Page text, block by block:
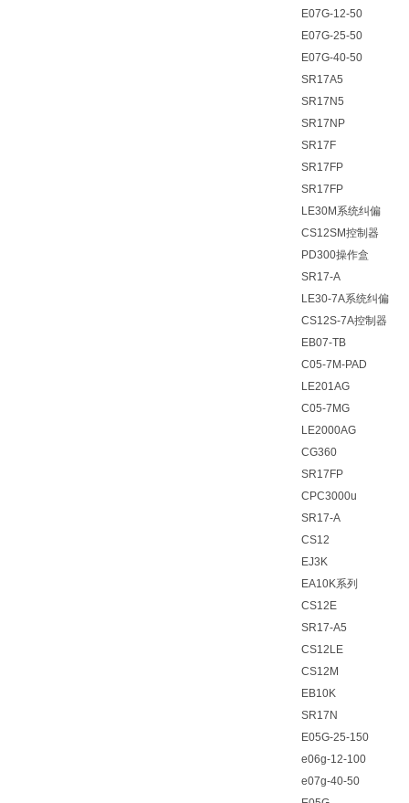
E07G-12-50
E07G-25-50
E07G-40-50
SR17A5
SR17N5
SR17NP
SR17F
SR17FP
SR17FP
LE30M系统纠偏
CS12SM控制器
PD300操作盒
SR17-A
LE30-7A系统纠偏
CS12S-7A控制器
EB07-TB
C05-7M-PAD
LE201AG
C05-7MG
LE2000AG
CG360
SR17FP
CPC3000u
SR17-A
CS12
EJ3K
EA10K系列
CS12E
SR17-A5
CS12LE
CS12M
EB10K
SR17N
E05G-25-150
e06g-12-100
e07g-40-50